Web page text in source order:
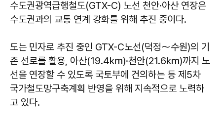
수도권광역급행철도(GTX-C) 노선 천안·아산 연장은
수도권과의 교통 연계 강화를 위해 추진 중이다.
도는 민자로 추진 중인 GTX-C노선(덕정～수원)의 기
존 선로를 활용, 아산(19.4㎞)·천안(21.6㎞)까지 노
선을 연장할 수 있도록 국토부에 건의하는 등 제5차
국가철도망구축계획 반영을 위해 지속적으로 노력하
고 있다.